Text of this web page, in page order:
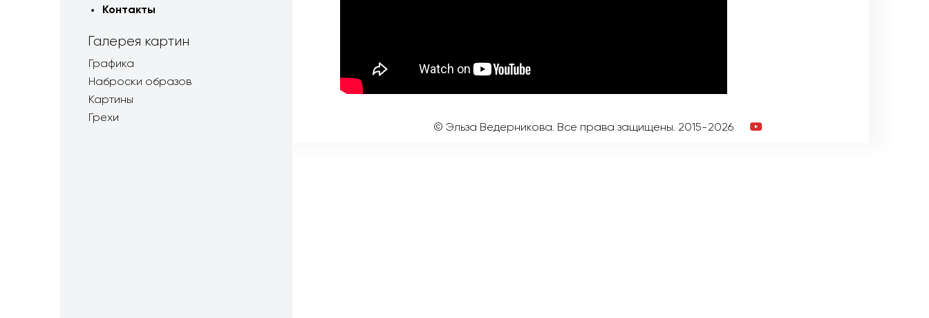
Контакты
Галерея картин
Графика
Наброски образов
Картины
Грехи
© Эльза Ведерникова. Все права защищены. 2015-2026